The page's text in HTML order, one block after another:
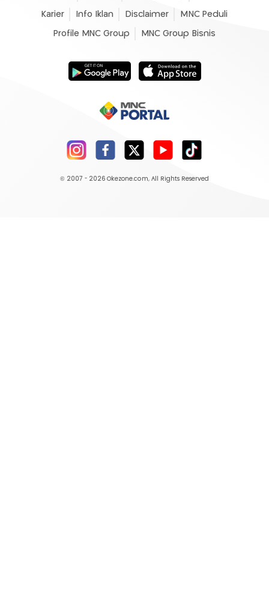
Karier Info Iklan Disclaimer MNC Peduli
Profile MNC Group MNC Group Bisnis
© 2007 - 2026 Okezone.com, All Rights Reserved